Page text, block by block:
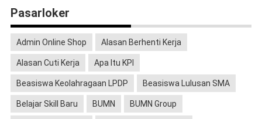
Pasarloker
Admin Online Shop Alasan Berhenti Kerja
Alasan Cuti Kerja Apa Itu KPI
Beasiswa Keolahragaan LPDP Beasiswa Lulusan SMA
Belajar Skill Baru BUMN BUMN Group